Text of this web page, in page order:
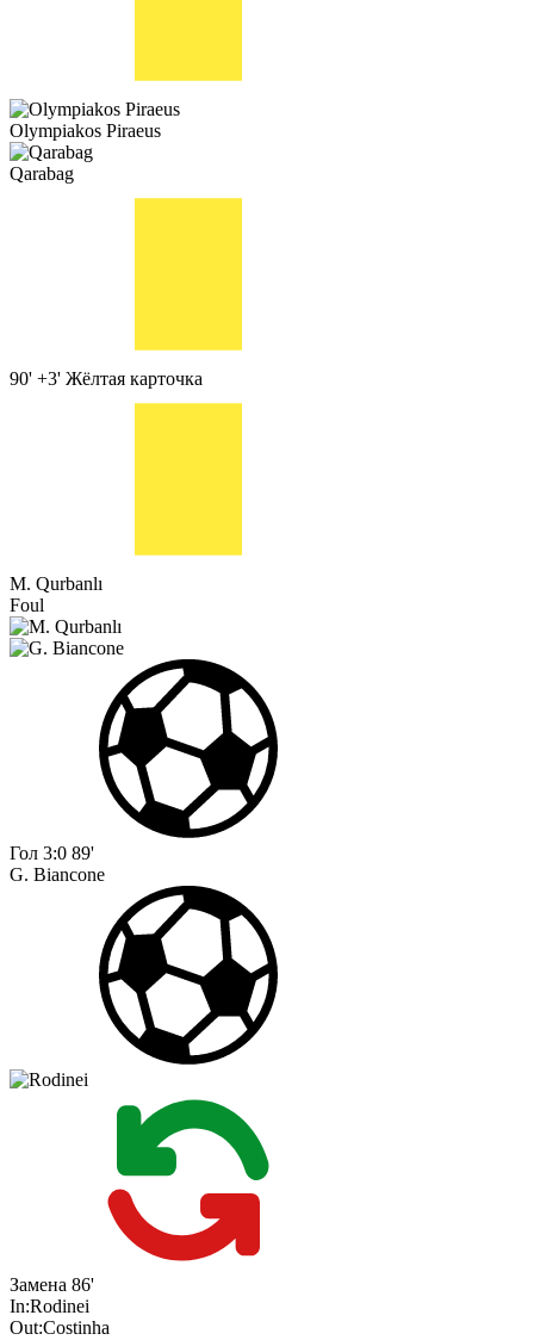
Olympiakos Piraeus
Qarabag
90' +3' Жёлтая карточка
M. Qurbanlı
Foul
Гол 3:0 89'
G. Biancone
Замена 86'
In:Rodinei
Out:Costinha